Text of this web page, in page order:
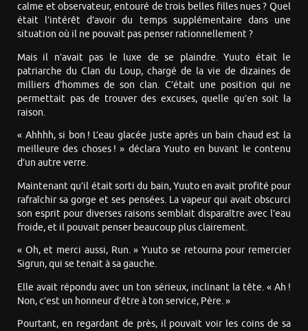
calme et observateur, entouré de trois belles filles nues ? Quel
était l’intérêt d’avoir du temps supplémentaire dans une
situation où il ne pouvait pas penser rationnellement ?
Mais il n’avait pas le luxe de se plaindre. Yuuto était le
patriarche du Clan du Loup, chargé de la vie de dizaines de
milliers d’hommes de son clan. C’était une position qui ne
permettait pas de trouver des excuses, quelle qu’en soit la
raison.
« Ahhhh, si bon ! L’eau glacée juste après un bain chaud est la
meilleure des choses ! » déclara Yuuto en buvant le contenu
d’un autre verre.
Maintenant qu’il était sorti du bain, Yuuto en avait profité pour
rafraîchir sa gorge et ses pensées. La vapeur qui avait obscurci
son esprit pour diverses raisons semblait disparaître avec l’eau
froide, et il pouvait penser beaucoup plus clairement.
« Oh, et merci aussi, Run. » Yuuto se retourna pour remercier
Sigrun, qui se tenait à sa gauche.
Elle avait répondu avec un ton sérieux, inclinant la tête. « Ah !
Non, c’est un honneur d’être à ton service, Père. »
Pourtant, en regardant de près, il pouvait voir les coins de sa